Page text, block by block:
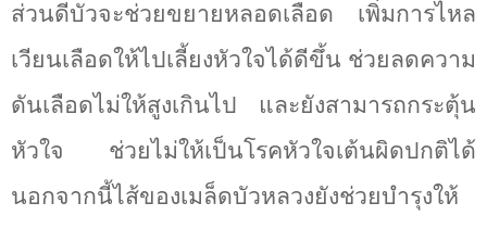
ส่วนดีบัวจะช่วยขยายหลอดเลือด เพิ่มการไหล
เวียนเลือดให้ไปเลี้ยงหัวใจได้ดีขึ้น ช่วยลดความ
ดันเลือดไม่ให้สูงเกินไป และยังสามารถกระตุ้น
หัวใจ ช่วยไม่ให้เป็นโรคหัวใจเต้นผิดปกติได้
นอกจากนี้ไส้ของเมล็ดบัวหลวงยังช่วยบำรุงให้